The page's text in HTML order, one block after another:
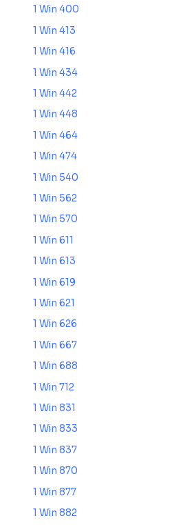
1 Win 400
1 Win 413
1 Win 416
1 Win 434
1 Win 442
1 Win 448
1 Win 464
1 Win 474
1 Win 540
1 Win 562
1 Win 570
1 Win 611
1 Win 613
1 Win 619
1 Win 621
1 Win 626
1 Win 667
1 Win 688
1 Win 712
1 Win 831
1 Win 833
1 Win 837
1 Win 870
1 Win 877
1 Win 882